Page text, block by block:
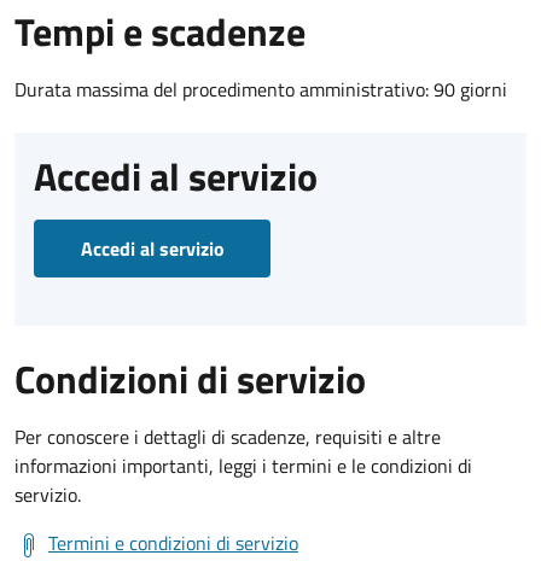
Tempi e scadenze
Durata massima del procedimento amministrativo: 90 giorni
Accedi al servizio
Accedi al servizio
Condizioni di servizio
Per conoscere i dettagli di scadenze, requisiti e altre
informazioni importanti, leggi i termini e le condizioni di
servizio.
Termini e condizioni di servizio